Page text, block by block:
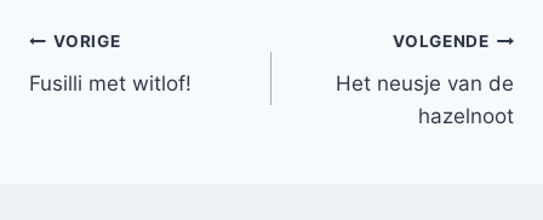
Bericht
navigatie
VORIGE
Fusilli met witlof!
VOLGENDE
Het neusje van de
hazelnoot